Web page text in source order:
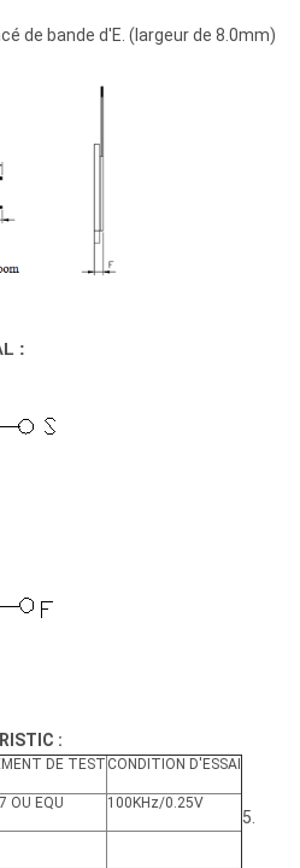
de bande d'E. (largeur de 8.0mm)
:
:
DE TEST CONDITION D'ESSAI
OU EQU 100KHz/0.25V
5.